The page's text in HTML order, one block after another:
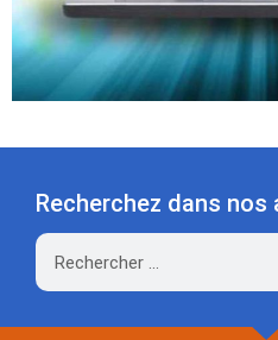
Recherchez dans nos
Rechercher